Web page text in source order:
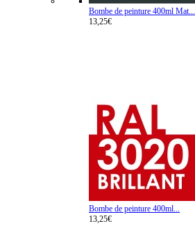
Bombe de peinture 400ml Mat...
13,25€
Bombe de peinture 400ml...
13,25€